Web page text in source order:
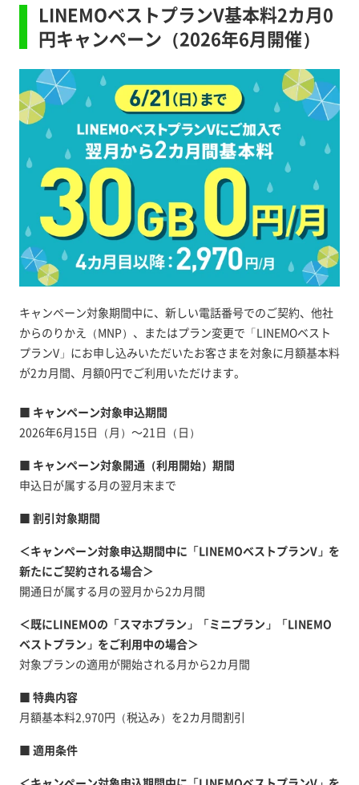
LINEMOベストプランV基本料2カ月0
円キャンペーン（2026年6月開催）
キャンペーン対象期間中に、新しい電話番号でのご契約、他社
からのりかえ（MNP）、またはプラン変更で「LINEMOベスト
プランV」にお申し込みいただいたお客さまを対象に月額基本料
が2カ月間、月額0円でご利用いただけます。
■ キャンペーン対象申込期間
2026年6月15日（月）～21日（日）
■ キャンペーン対象開通（利用開始）期間
申込日が属する月の翌月末まで
■ 割引対象期間
＜キャンペーン対象申込期間中に「LINEMOベストプランV」を
新たにご契約される場合＞
開通日が属する月の翌月から2カ月間
＜既にLINEMOの「スマホプラン」「ミニプラン」「LINEMO
ベストプラン」をご利用中の場合＞
対象プランの適用が開始される月から2カ月間
■ 特典内容
月額基本料2,970円（税込み）を2カ月間割引
■ 適用条件